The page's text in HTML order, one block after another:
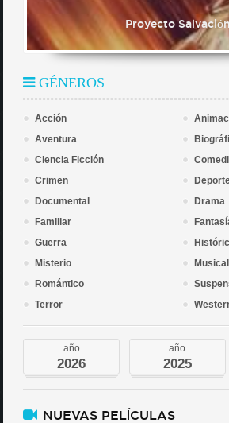
Proyecto Salvación
GÉNEROS
Acción
Aventura
Ciencia Ficción
Crimen
Documental
Drama
Familiar
Guerra
Misterio
Musical
Romántico
Terror
año
2026
año
2025
NUEVAS PELÍCULAS